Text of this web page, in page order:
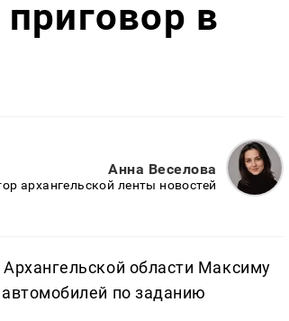
в
Анна Веселова
архангельской ленты новостей
области Максиму
по заданию